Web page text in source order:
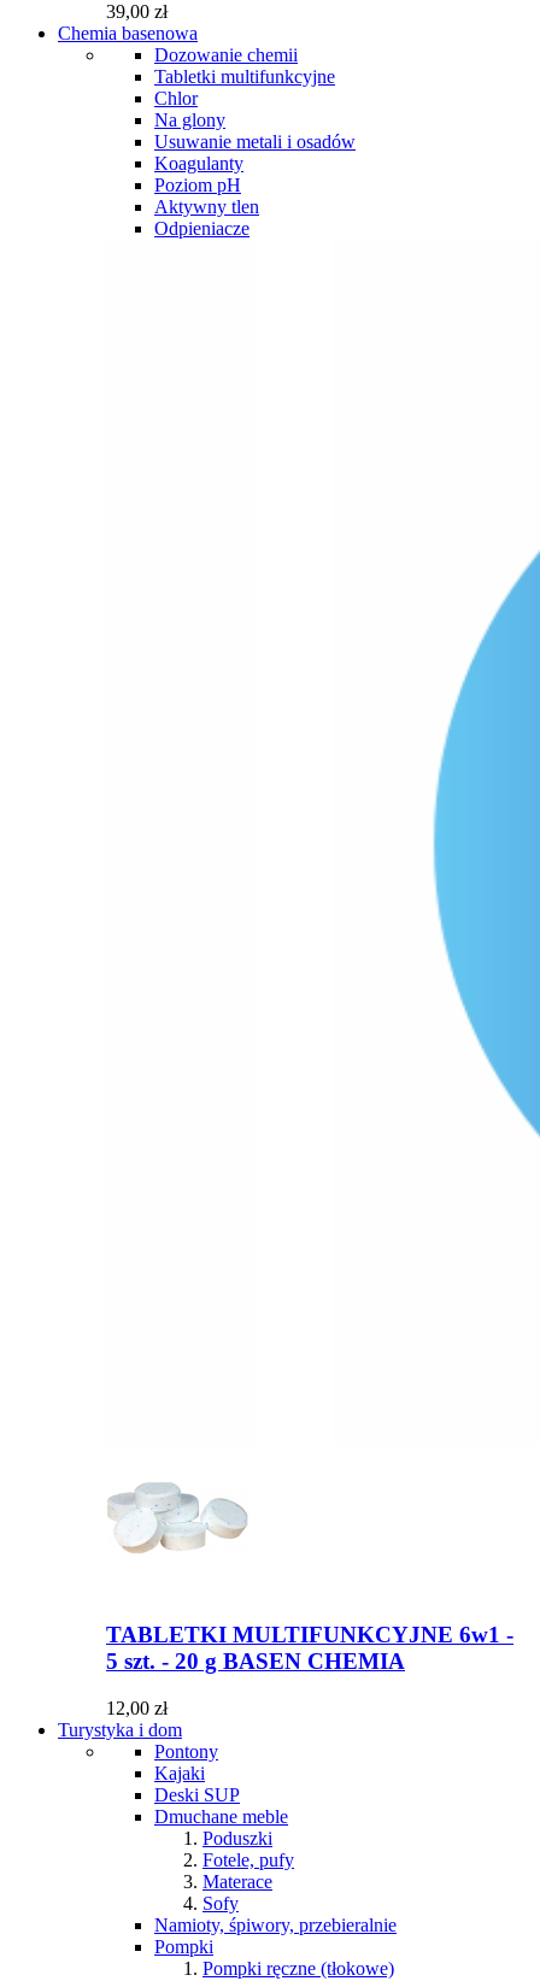
39,00 zł
Chemia basenowa
Dozowanie chemii
Tabletki multifunkcyjne
Chlor
Na glony
Usuwanie metali i osadów
Koagulanty
Poziom pH
Aktywny tlen
Odpieniacze
TABLETKI MULTIFUNKCYJNE 6w1 -
5 szt. - 20 g BASEN CHEMIA
12,00 zł
Turystyka i dom
Pontony
Kajaki
Deski SUP
Dmuchane meble
Poduszki
Fotele, pufy
Materace
Sofy
Namioty, śpiwory, przebieralnie
Pompki
Pompki ręczne (tłokowe)